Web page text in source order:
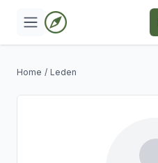
Home / Leden